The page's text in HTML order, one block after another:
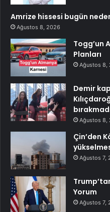
Amrize hissesi bugün
Ağustos 8, 2026
Togg’un
Planları
Ağustos 8,
Demir
Ağustos 8,
Çin’den
Ağustos 7,
Yorum
Ağustos 7,